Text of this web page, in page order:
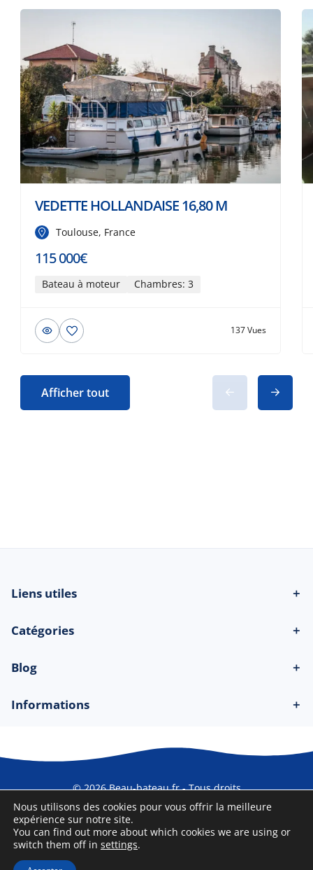
VEDETTE HOLLANDAISE 16,80 M
Toulouse, France
115 000€
Bateau à moteur Chambres: 3
137 Vues
Afficher tout
Liens utiles ＋
Catégories ＋
Blog ＋
Informations ＋
© 2026 Beau-bateau.fr - Tous droits
réservés
Nous utilisons des cookies pour vous offrir la meilleure
expérience sur notre site.
You can find out more about which cookies we are using or
switch them off in settings.